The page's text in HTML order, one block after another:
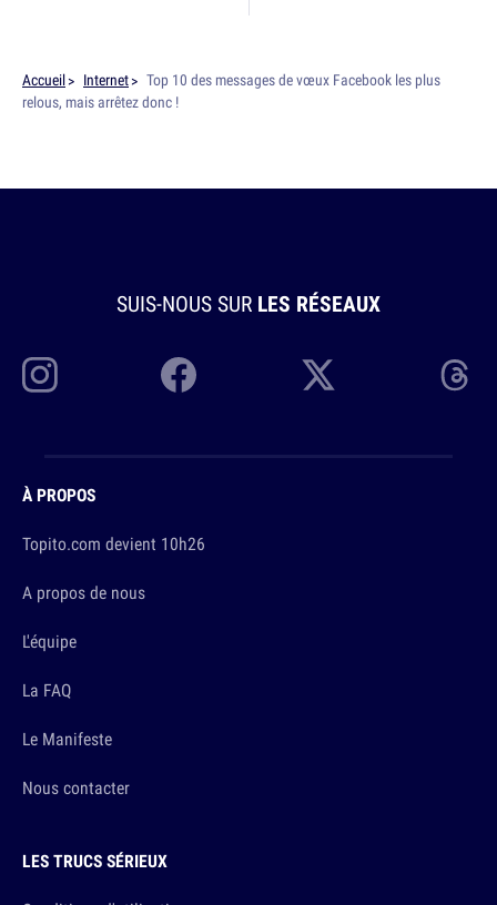
Accueil Internet
Top 10 des messages de vœux Facebook les plus
relous, mais arrêtez donc !
SUIS-NOUS SUR LES RÉSEAUX
À PROPOS
Topito.com devient 10h26
A propos de nous
L'équipe
La FAQ
Le Manifeste
Nous contacter
LES TRUCS SÉRIEUX